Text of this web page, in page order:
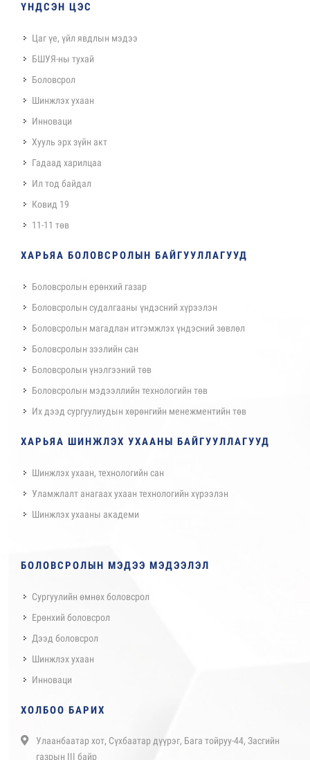
ҮНДСЭН ЦЭС
Цаг үе, үйл явдлын мэдээ
БШУЯ-ны тухай
Боловсрол
Шинжлэх ухаан
Инноваци
Хууль эрх зүйн акт
Гадаад харилцаа
Ил тод байдал
Ковид 19
11-11 төв
ХАРЬЯА БОЛОВСРОЛЫН БАЙГУУЛЛАГУУД
Боловсролын ерөнхий газар
Боловсролын судалгааны үндэсний хүрээлэн
Боловсролын магадлан итгэмжлэх үндэсний зөвлөл
Боловсролын зээлийн сан
Боловсролын үнэлгээний төв
Боловсролын мэдээллийн технологийн төв
Их дээд сургуулиудын хөрөнгийн менежментийн төв
ХАРЬЯА ШИНЖЛЭХ УХААНЫ БАЙГУУЛЛАГУУД
Шинжлэх ухаан, технологийн сан
Уламжлалт анагаах ухаан технологийн хүрээлэн
Шинжлэх ухааны академи
БОЛОВСРОЛЫН МЭДЭЭ МЭДЭЭЛЭЛ
Сургуулийн өмнөх боловсрол
Ерөнхий боловсрол
Дээд боловсрол
Шинжлэх ухаан
Инноваци
ХОЛБОО БАРИХ
Улаанбаатар хот, Сүхбаатар дүүрэг, Бага тойруу-44, Засгийн
газрын III байр